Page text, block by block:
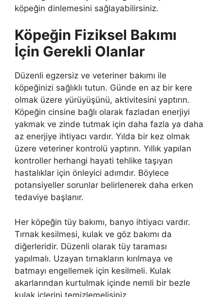
köpeğin dinlemesini sağlayabilirsiniz.
Köpeğin Fiziksel Bakımı
İçin Gerekli Olanlar
Düzenli egzersiz ve veteriner bakımı ile
köpeğinizi sağlıklı tutun. Günde en az bir kere
olmak üzere yürüyüşünü, aktivitesini yaptırın.
Köpeğin cinsine bağlı olarak fazladan enerjiyi
yakmak ve zinde tutmak için daha fazla ya daha
az enerjiye ihtiyacı vardır. Yılda bir kez olmak
üzere veteriner kontrolü yaptırın. Yıllık yapılan
kontroller herhangi hayati tehlike taşıyan
hastalıklar için önleyici adımdır. Böylece
potansiyeller sorunlar belirlenerek daha erken
tedaviye başlanır.
Her köpeğin tüy bakımı, banyo ihtiyacı vardır.
Tırnak kesilmesi, kulak ve göz bakımı da
diğerleridir. Düzenli olarak tüy taraması
yapılmalı. Uzayan tırnakların kırılmaya ve
batmayı engellemek için kesilmeli. Kulak
akarlarından kurtulmak içinde nemli bir bezle
kulak içlerini temizlemelisiniz.